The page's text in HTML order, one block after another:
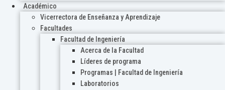
Académico
Vicerrectora de Enseñanza y Aprendizaje
Facultades
Facultad de Ingeniería
Acerca de la Facultad
Líderes de programa
Programas | Facultad de Ingeniería
Laboratorios